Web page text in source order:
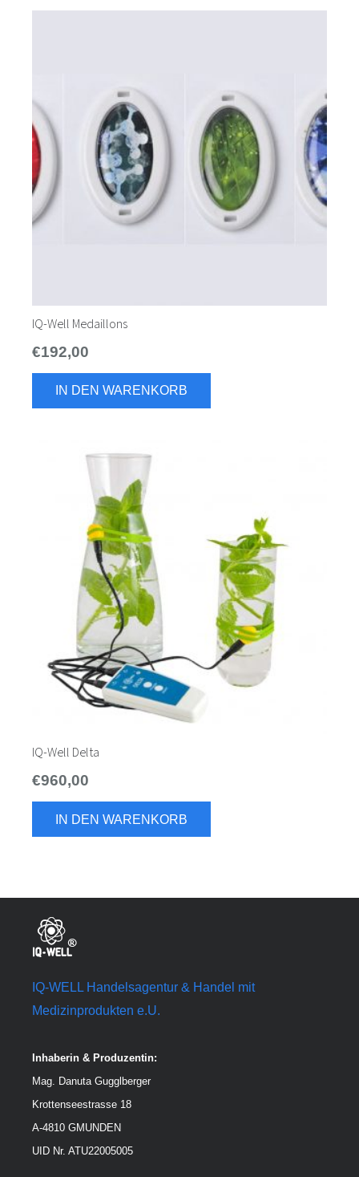
IQ-Well Medaillons
€192,00
IN DEN WARENKORB
IQ-Well Delta
€960,00
IN DEN WARENKORB
IQ-WELL Handelsagentur & Handel mit
Medizinprodukten e.U.
Inhaberin & Produzentin:
Mag. Danuta Gugglberger
Krottenseestrasse 18
A-4810 GMUNDEN
UID Nr. ATU22005005